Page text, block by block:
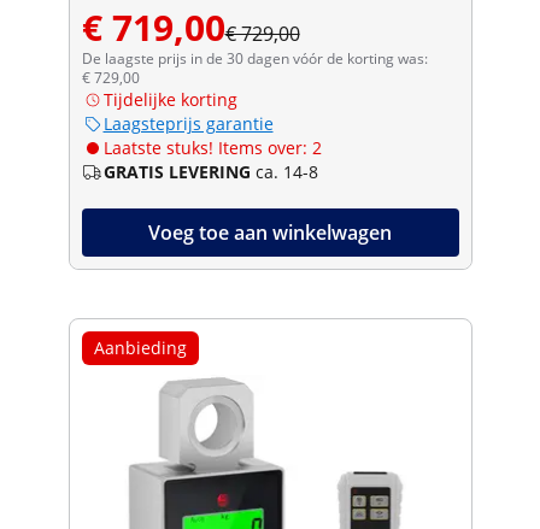
€ 719,00€ 729,00
De laagste prijs in de 30 dagen vóór de korting was:
€ 729,00
Tijdelijke korting
Laagsteprijs garantie
Laatste stuks! Items over: 2
GRATIS LEVERING ca. 14-8
Voeg toe aan winkelwagen
Aanbieding